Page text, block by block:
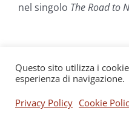
nel singolo The Road to
Questo sito utilizza i
esperienza di navigazione.
Privacy Policy Cookie